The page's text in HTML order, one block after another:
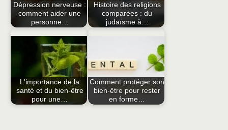
Dépression nerveuse :
comment aider une
personne…
Histoire des religions
comparées : du
judaïsme à…
L'importance de la
santé et du bien-être
pour une…
Comment protéger son
bien-être pour rester
en forme…